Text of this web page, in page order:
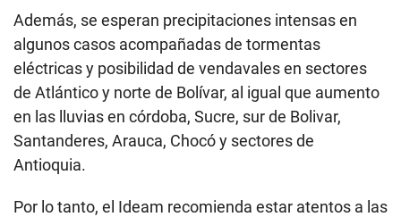
Además, se esperan precipitaciones intensas en
algunos casos acompañadas de tormentas
eléctricas y posibilidad de vendavales en sectores
de Atlántico y norte de Bolívar, al igual que aumento
en las lluvias en córdoba, Sucre, sur de Bolivar,
Santanderes, Arauca, Chocó y sectores de
Antioquia.
Por lo tanto, el Ideam recomienda estar atentos a las